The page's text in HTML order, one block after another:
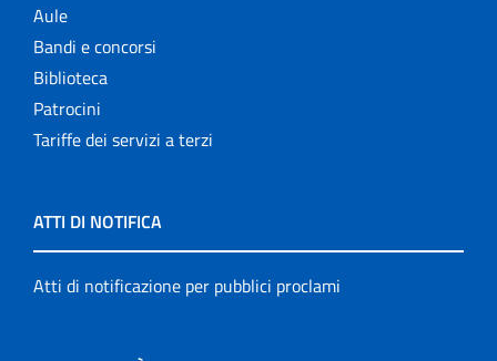
Aule
Bandi e concorsi
Biblioteca
Patrocini
Tariffe dei servizi a terzi
ATTI DI NOTIFICA
Atti di notificazione per pubblici proclami